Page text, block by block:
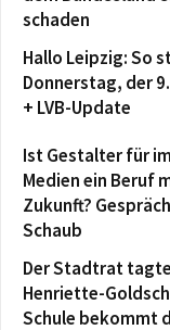
schaden
Hallo Leipzig: So
Donnerstag, der
+ LVB-Update
Ist Gestalter für
Medien ein Beruf
Zukunft?
Schaub
Der Stadtrat
Henriette-
Schule bekommt